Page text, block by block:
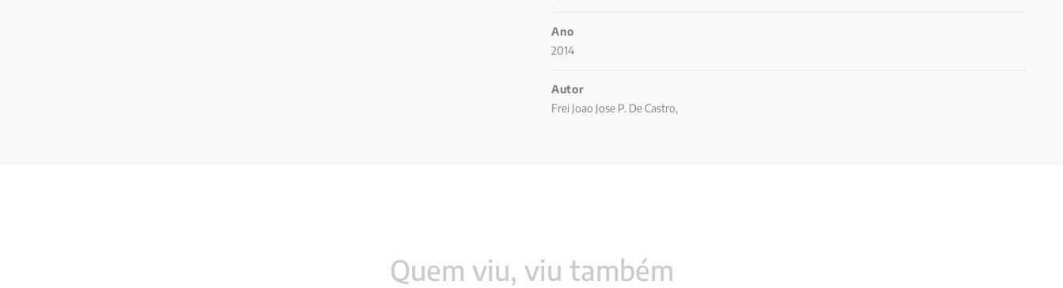
Ano
2014
Autor
Frei Joao Jose P. De Castro,
Quem viu, viu também